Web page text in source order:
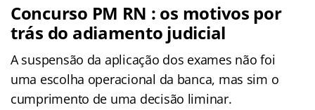
Concurso PM RN : os motivos por
trás do adiamento judicial
A suspensão da aplicação dos exames não foi
uma escolha operacional da banca, mas sim o
cumprimento de uma decisão liminar.